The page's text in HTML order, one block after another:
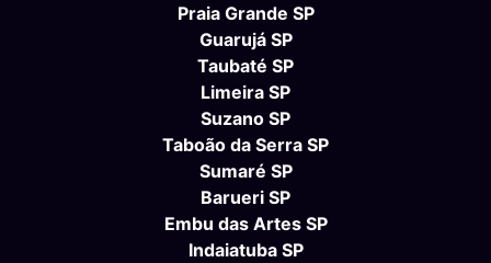
Praia Grande SP
Guarujá SP
Taubaté SP
Limeira SP
Suzano SP
Taboão da Serra SP
Sumaré SP
Barueri SP
Embu das Artes SP
Indaiatuba SP